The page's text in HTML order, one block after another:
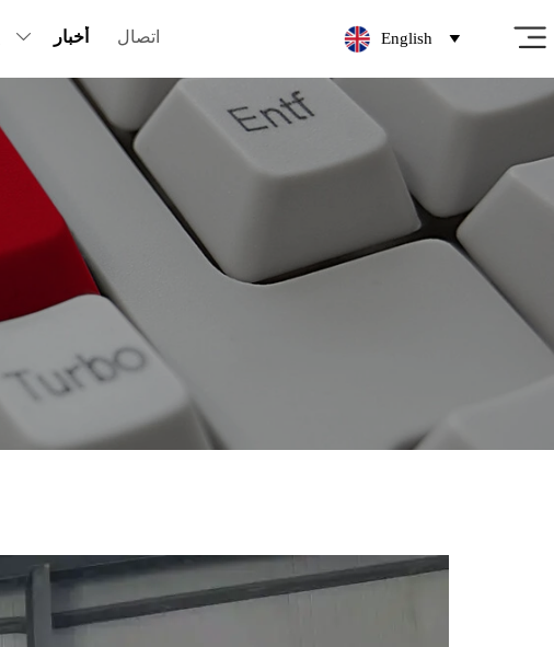
 أخبار اتصال English 